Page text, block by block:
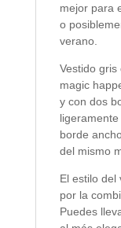
mejor para
o
verano.
Vestido
magic
y con dos
borde
del mismo
El estilo del
por la
Puedes